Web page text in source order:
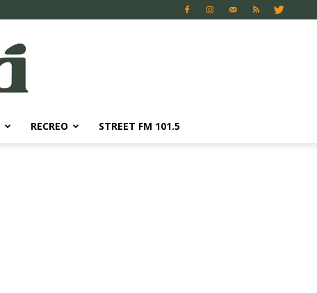
RECREO STREET FM 101.5